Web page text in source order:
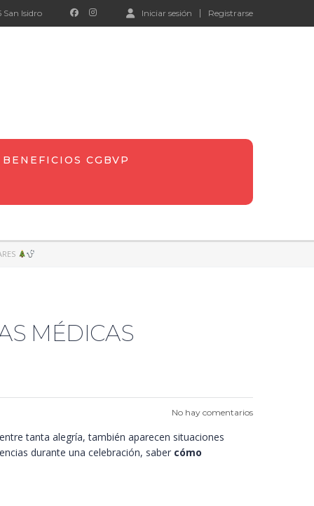
Iniciar sesión Registrarse
Isidro
BENEFICIOS CGBVP
MÉDICAS
No hay comentarios
tanta alegría, también aparecen situaciones
durante una celebración, saber cómo